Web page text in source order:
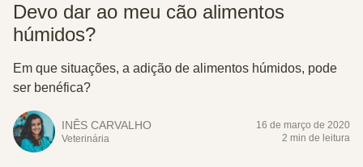
Devo dar ao meu cão alimentos
húmidos?
Em que situações, a adição de alimentos húmidos, pode
ser benéfica?
INÊS CARVALHO
Veterinária
16 de março de 2020
2 min de leitura